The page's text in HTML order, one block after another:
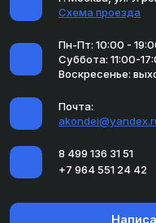
Схема проезда
Пн-Пт: 10:00 -
Суббота: 11:00-
Воскресенье:
Почта:
8 499 136 31 51
+7 964 551 24 42